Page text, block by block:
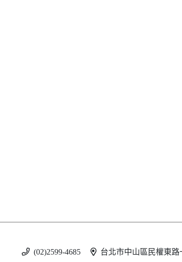
(02)2599-4685 台北市中山區民權東路